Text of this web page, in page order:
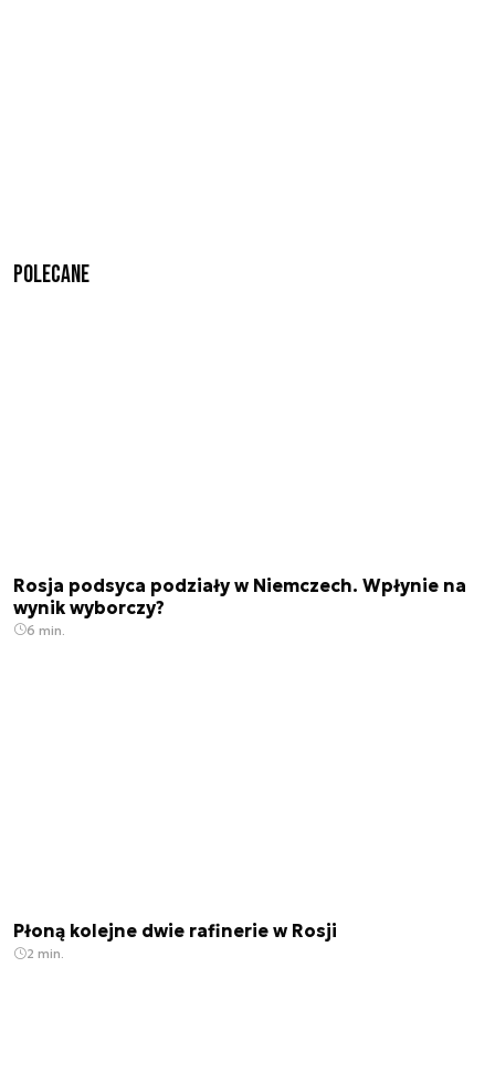
Polecane
Rosja podsyca podziały w Niemczech. Wpłynie na
wynik wyborczy?
6 min.
Płoną kolejne dwie rafinerie w Rosji
2 min.